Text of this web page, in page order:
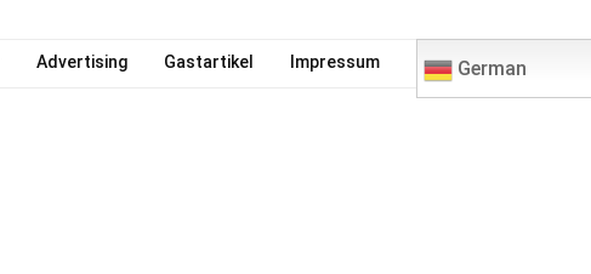
Advertising Gastartikel Impressum German